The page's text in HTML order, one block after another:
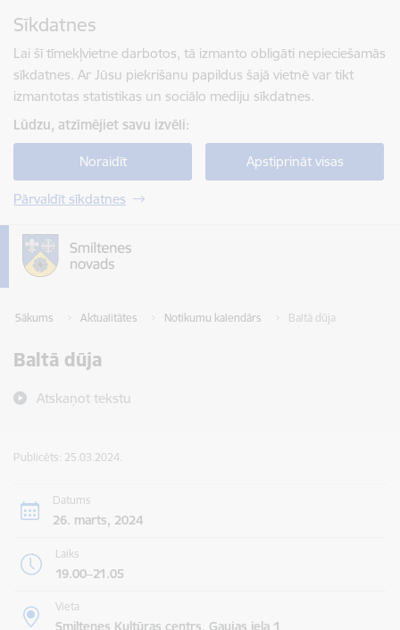
Sīkdatnes
Lai šī tīmekļvietne darbotos, tā izmanto obligāti nepieciešamās
sīkdatnes. Ar Jūsu piekrišanu papildus šajā vietnē var tikt
izmantotas statistikas un sociālo mediju sīkdatnes.
Lūdzu, atzīmējiet savu izvēli:
Noraidīt Apstiprināt visas
Pārvaldīt sīkdatnes
Sākums Aktualitātes Notikumu kalendārs Baltā dūja
Baltā dūja
Atskaņot tekstu
Publicēts: 25.03.2024.
Datums
26. marts, 2024
Laiks
19.00–21.05
Vieta
Smiltenes Kultūras centrs, Gaujas iela 1